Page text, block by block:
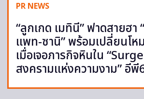
PR NEWS
“ลูกเกด เมทินี” ฟาดสายฮา
แพท-ซานิ” พร้อมเปลี่ยนโห
เมื่อเจอภารกิจหินใน
สงครามแห่งความงาม” อีพี